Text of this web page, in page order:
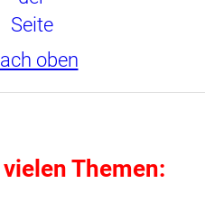
oben
Themen: